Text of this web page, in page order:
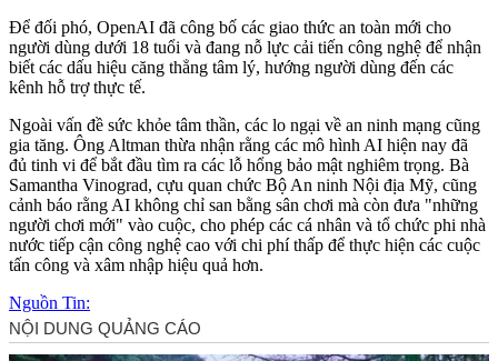
Để đối phó, OpenAI đã công bố các giao thức an toàn mới cho
người dùng dưới 1‌8 tuổ‌i và đang nỗ lực cải tiến công nghệ để nhận
biết các dấu hiệu căng thẳng tâm lý, hướng người dùng đến các
kênh hỗ trợ thực tế.
Ngoài vấn đề sức khỏe tâm thần, các lo ngại về an ninh mạng cũng
gia tăng. Ông Altman thừa nhận rằng các mô hình AI hiện nay đã
đủ tinh vi để bắt đầu tìm ra các lỗ hổng bảo mật nghiêm trọng. Bà
Samantha Vinograd, cựu quan chức Bộ An ninh Nội địa Mỹ, cũng
cảnh báo rằng AI không chỉ san bằng sân chơi mà còn đưa "những
người chơi mới" vào cuộc, cho phép các cá nhân và tổ chức phi nhà
nước tiếp cận công nghệ cao với chi phí thấp để thực hiện các cuộc
tấn công và xâm nhập hiệu quả hơn.
Nguồn Tin: